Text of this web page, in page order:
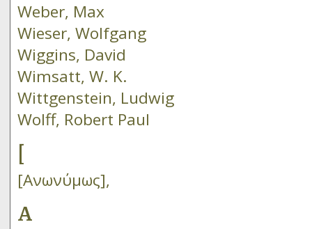
Weber, Max
Wieser, Wolfgang
Wiggins, David
Wimsatt, W. K.
Wittgenstein, Ludwig
Wolff, Robert Paul
[
[Ανωνύμως],
Α